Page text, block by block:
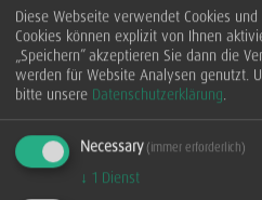
Westerwald auf. Sie studierte
arbeitete als Redakteurin und
Zeitung. Sonja Roos lebt heute
zwei Hunden in ihrer alten
zurück
Diese Webseite verwendet Cookies
Cookies können explizit von Ihnen
„Speichern” akzeptieren Sie dann die
werden für Website Analysen genutzt.
bitte unsere Datenschutzerklärung.
Necessary (immer erforderlich)
↓ 1 Dienst